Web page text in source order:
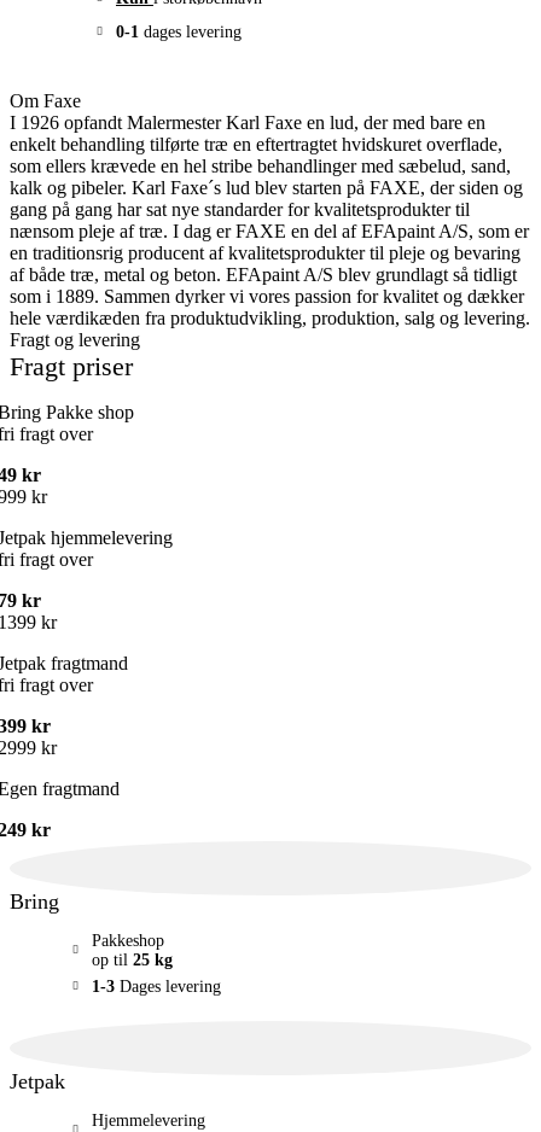
0-1 dages levering
Om Faxe
I 1926 opfandt Malermester Karl Faxe en lud, der med bare en
enkelt behandling tilførte træ en eftertragtet hvidskuret overflade,
som ellers krævede en hel stribe behandlinger med sæbelud, sand,
kalk og pibeler. Karl Faxe´s lud blev starten på FAXE, der siden og
gang på gang har sat nye standarder for kvalitetsprodukter til
nænsom pleje af træ. I dag er FAXE en del af EFApaint A/S, som er
en traditionsrig producent af kvalitetsprodukter til pleje og bevaring
af både træ, metal og beton. EFApaint A/S blev grundlagt så tidligt
som i 1889. Sammen dyrker vi vores passion for kvalitet og dækker
hele værdikæden fra produktudvikling, produktion, salg og levering.
Fragt og levering
Fragt priser
Pakke shop
fragt over
kr
kr
hjemmelevering
fragt over
kr
kr
fragtmand
fragt over
kr
kr
fragtmand
kr
Bring
Pakkeshop
op til 25 kg
1-3 Dages levering
Jetpak
Hjemmelevering